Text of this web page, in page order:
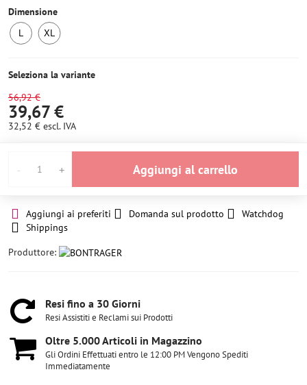
Dimensione
L
XL
Seleziona la variante
56,92 €
39,67 €
32,52 € escl. IVA
Aggiungi al carrello
Aggiungi ai preferiti Domanda sul prodotto
Watchdog
Shippings
Produttore:
Resi fino a 30 Giorni
Resi Assistiti e Reclami sui Prodotti
Oltre 5​.000 Articoli in Magazzino
Gli Ordini Effettuati entro le 12:00 PM Vengono Spediti
Immediatamente